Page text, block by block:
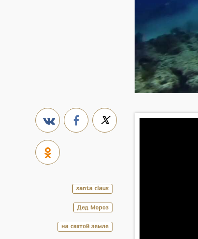
santa claus
Дед Мороз
на святой земле